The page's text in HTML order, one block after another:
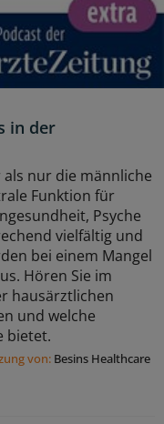
in der
nur die männliche
Funktion für
Psyche
vielfältig und
bei einem Mangel
Hören Sie im
hausärztlichen
und welche
bietet.
von: Besins Healthcare